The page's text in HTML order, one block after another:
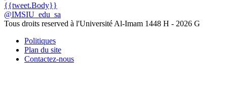
{{tweet.Body}}
@IMSIU_edu_sa
Tous droits reserved à l'Université Al-Imam 1448 H - 2026 G
Politiques
Plan du site
Contactez-nous